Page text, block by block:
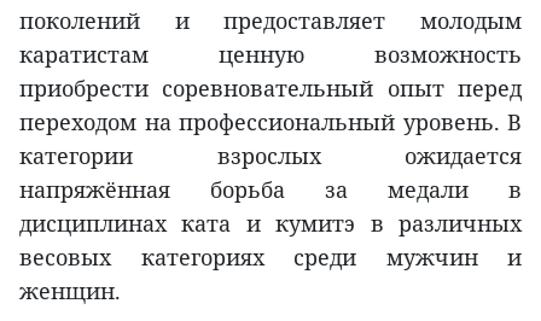
поколений и предоставляет молодым
каратистам ценную возможность
приобрести соревновательный опыт перед
переходом на профессиональный уровень. В
категории взрослых ожидается
напряжённая борьба за медали в
дисциплинах ката и кумитэ в различных
весовых категориях среди мужчин и
женщин.